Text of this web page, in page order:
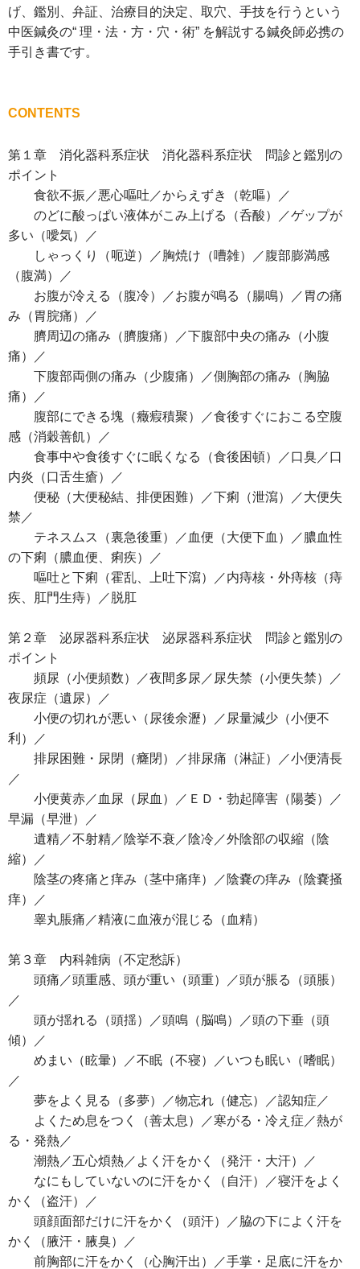
げ、鑑別、弁証、治療目的決定、取穴、手技を行うという
中医鍼灸の“ 理・法・方・穴・術” を解説する鍼灸師必携の
手引き書です。
CONTENTS
第１章 消化器科系症状 消化器科系症状 問診と鑑別の
ポイント
食欲不振／悪心嘔吐／からえずき（乾嘔）／
のどに酸っぱい液体がこみ上げる（呑酸）／ゲップが
多い（噯気）／
しゃっくり（呃逆）／胸焼け（嘈雑）／腹部膨満感
（腹満）／
お腹が冷える（腹冷）／お腹が鳴る（腸鳴）／胃の痛
み（胃脘痛）／
臍周辺の痛み（臍腹痛）／下腹部中央の痛み（小腹
痛）／
下腹部両側の痛み（少腹痛）／側胸部の痛み（胸脇
痛）／
腹部にできる塊（癥瘕積聚）／食後すぐにおこる空腹
感（消穀善飢）／
食事中や食後すぐに眠くなる（食後困頓）／口臭／口
内炎（口舌生瘡）／
便秘（大便秘結、排便困難）／下痢（泄瀉）／大便失
禁／
テネスムス（裏急後重）／血便（大便下血）／膿血性
の下痢（膿血便、痢疾）／
嘔吐と下痢（霍乱、上吐下瀉）／内痔核・外痔核（痔
疾、肛門生痔）／脱肛
第２章 泌尿器科系症状 泌尿器科系症状 問診と鑑別の
ポイント
頻尿（小便頻数）／夜間多尿／尿失禁（小便失禁）／
夜尿症（遺尿）／
小便の切れが悪い（尿後余瀝）／尿量減少（小便不
利）／
排尿困難・尿閉（癃閉）／排尿痛（淋証）／小便清長
／
小便黄赤／血尿（尿血）／ＥＤ・勃起障害（陽萎）／
早漏（早泄）／
遺精／不射精／陰挙不衰／陰冷／外陰部の収縮（陰
縮）／
陰茎の疼痛と痒み（茎中痛痒）／陰嚢の痒み（陰嚢掻
痒）／
睾丸脹痛／精液に血液が混じる（血精）
第３章 内科雑病（不定愁訴）
頭痛／頭重感、頭が重い（頭重）／頭が脹る（頭脹）
／
頭が揺れる（頭揺）／頭鳴（脳鳴）／頭の下垂（頭
傾）／
めまい（眩暈）／不眠（不寝）／いつも眠い（嗜眠）
／
夢をよく見る（多夢）／物忘れ（健忘）／認知症／
よくため息をつく（善太息）／寒がる・冷え症／熱が
る・発熱／
潮熱／五心煩熱／よく汗をかく（発汗・大汗）／
なにもしていないのに汗をかく（自汗）／寝汗をよく
かく（盗汗）／
頭顔面部だけに汗をかく（頭汗）／脇の下によく汗を
かく（腋汗・腋臭）／
前胸部に汗をかく（心胸汗出）／手掌・足底に汗をか